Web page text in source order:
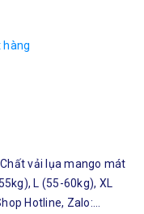
hàng
Chất vải lụa mango mát
L (55-60kg), XL
Hotline, Zalo: